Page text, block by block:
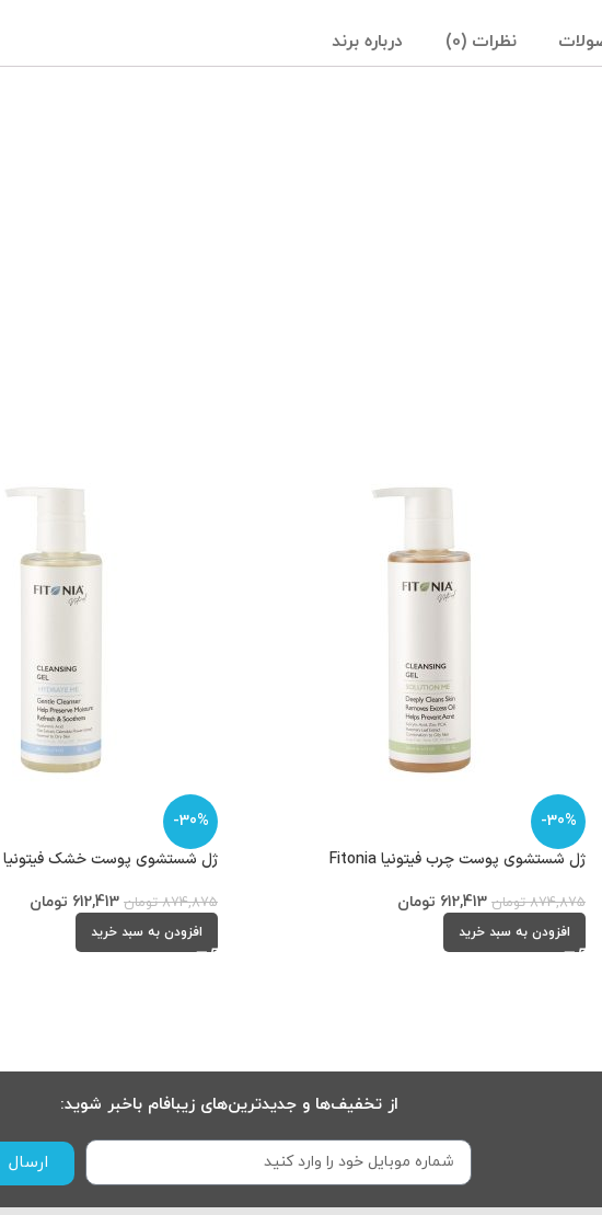
نظرات (0) درباره برند
-30%
ژل شستشوی پوست چرب فیتونیا Fitonia
874,875 تومان 612,413 تومان
افزودن به سبد خرید
-30%
ژل شستشوی پوست خشک فیتونیا Fitonia
874,875 تومان 612,413 تومان
افزودن به سبد خرید
از تخفیف‌ها و جدیدترین‌های زیبافام باخبر شوید:
ارسال